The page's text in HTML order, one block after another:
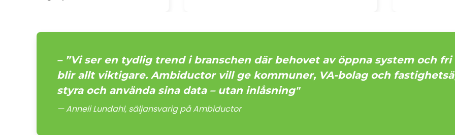
– ”Vi ser en tydlig trend i branschen där behovet av öppna system och
blir allt viktigare. Ambiductor vill ge kommuner, VA-bolag och
styra och använda sina data – utan inlåsning"
Anneli Lundahl, säljansvarig på Ambiductor